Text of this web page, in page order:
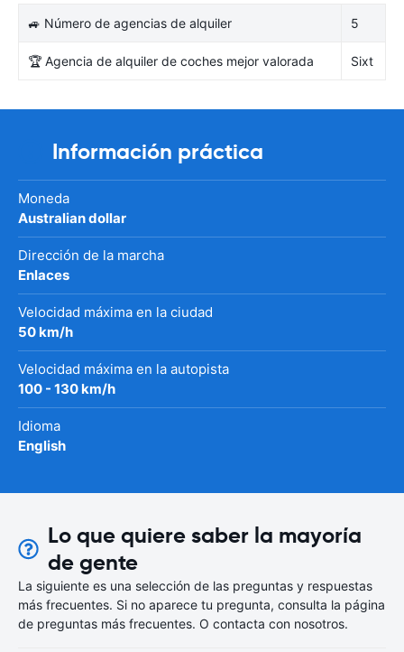
🚙 Número de agencias de alquiler 5
🏆 Agencia de alquiler de coches mejor valorada Sixt
Información práctica
Moneda
Australian dollar
Dirección de la marcha
Enlaces
Velocidad máxima en la ciudad
50 km/h
Velocidad máxima en la autopista
100 - 130 km/h
Idioma
English
Lo que quiere saber la mayoría
de gente
La siguiente es una selección de las preguntas y respuestas
más frecuentes. Si no aparece tu pregunta, consulta la página
de preguntas más frecuentes. O contacta con nosotros.